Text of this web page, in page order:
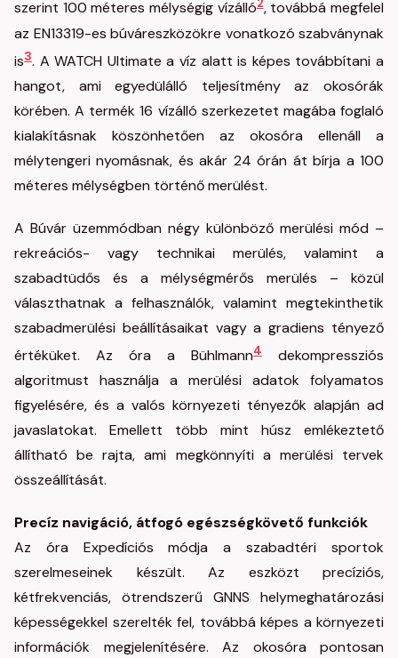
szerint 100 méteres mélységig vízálló2, továbbá megfelel
az EN13319-es búváreszközökre vonatkozó szabványnak
is3. A WATCH Ultimate a víz alatt is képes továbbítani a
hangot, ami egyedülálló teljesítmény az okosórák
körében. A termék 16 vízálló szerkezetet magába foglaló
kialakításnak köszönhetően az okosóra ellenáll a
mélytengeri nyomásnak, és akár 24 órán át bírja a 100
méteres mélységben történő merülést.
A Búvár üzemmódban négy különböző merülési mód –
rekreációs- vagy technikai merülés, valamint a
szabadtüdős és a mélységmérős merülés – közül
választhatnak a felhasználók, valamint megtekinthetik
szabadmerülési beállításaikat vagy a gradiens tényező
értéküket. Az óra a Bühlmann4
dekompressziós
algoritmust használja a merülési adatok folyamatos
figyelésére, és a valós környezeti tényezők alapján ad
javaslatokat. Emellett több mint húsz emlékeztető
állítható be rajta, ami megkönnyíti a merülési tervek
összeállítását.
Precíz navigáció, átfogó egészségkövető funkciók
Az óra Expedíciós módja a szabadtéri sportok
szerelmeseinek készült. Az eszközt precíziós,
kétfrekvenciás, ötrendszerű GNNS helymeghatározási
képességekkel szerelték fel, továbbá képes a környezeti
információk megjelenítésére. Az okosóra pontosan